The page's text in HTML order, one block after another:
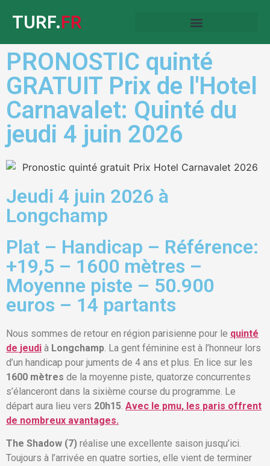
TURF.FR
PRONOSTIC quinté
GRATUIT Prix de l'Hotel
Carnavalet: Quinté du
jeudi 4 juin 2026
Jeudi 4 juin 2026 à
Longchamp
Plat – Handicap – Référence:
+19,5 – 1600 mètres –
Moyenne piste – 50.900
euros – 14 partants
Nous sommes de retour en région parisienne pour le quinté
de jeudi à Longchamp . La gent féminine est à l’honneur lors
d’un handicap pour juments de 4 ans et plus. En lice sur les
1600 mètres de la moyenne piste, quatorze concurrentes
s’élanceront dans la sixième course du programme. Le
départ aura lieu vers 20h15 Avec le pmu, les paris offrent
de nombreux avantages.
The Shadow (7) réalise une excellente saison jusqu’ici.
Toujours à l’arrivée en quatre sorties, elle vient de terminer